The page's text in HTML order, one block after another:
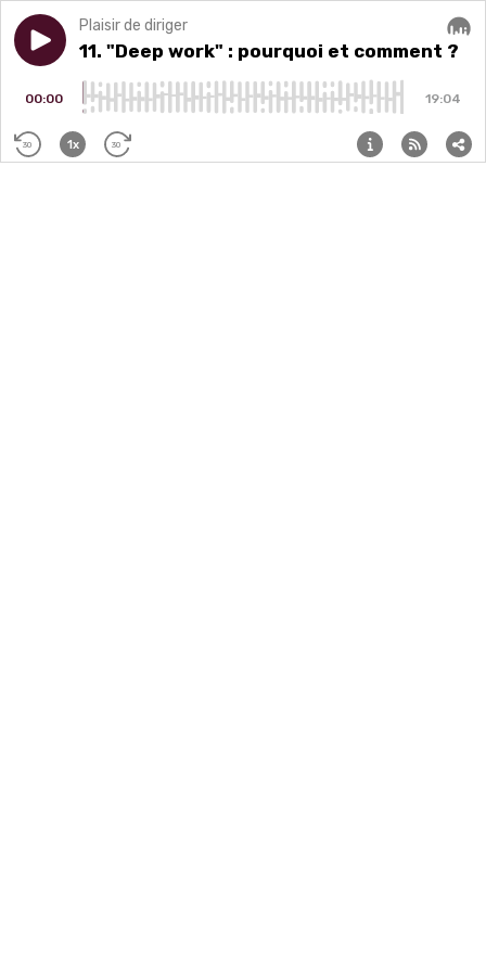
Play episode11. "Deep work" : pourquoi et comment ?
Plaisir de diriger
11. "Deep work" : pourquoi et comment ?
00:00 19:04
30 1x 30